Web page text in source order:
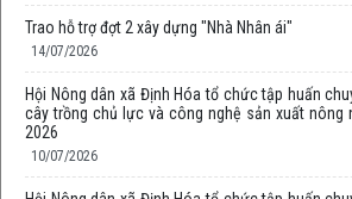
Trao hỗ trợ đợt 2 xây dựng "Nhà Nhân ái"
14/07/2026
Hội Nông dân xã Định Hóa tổ chức tập huấn
cây trồng chủ lực và công nghệ sản xuất nông
2026
10/07/2026